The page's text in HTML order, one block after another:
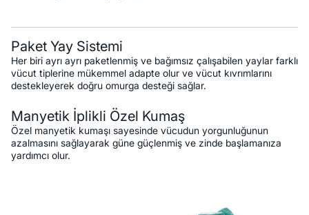
Paket Yay Sistemi
Her biri ayrı ayrı paketlenmiş ve bağımsız çalışabilen yaylar farklı
vücut tiplerine mükemmel adapte olur ve vücut kıvrımlarını
destekleyerek doğru omurga desteği sağlar.
Manyetik İplikli Özel Kumaş
Özel manyetik kumaşı sayesinde vücudun yorgunluğunun
azalmasını sağlayarak güne güçlenmiş ve zinde başlamanıza
yardımcı olur.